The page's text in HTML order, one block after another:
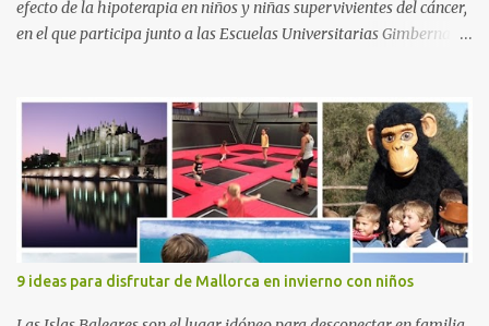
efecto de la hipoterapia en niños y niñas supervivientes del cáncer,
en el que participa junto a las Escuelas Universitarias Gimbernat,
presencia de Emilio Zegrí, presidente de la Fundación RCPB; la Dra.
Anna Llort, adjunta del Servicio de Oncología Pediátrica del
Hospital Vall d’Hebron e investigadora del grupo de Investigación
Traslacional en Cáncer en la Infancia y la Adolescencia del Vall
d’Hebron Instituto de Investigación (VHIR); Anna Saló, psicóloga
del Servicio de Oncología Pediátrica del Vall d’Hebron y del grupo
de Investigación Traslacional en Cáncer en la Infancia y la
Adolescencia del VHIR y Teresa Xipell, fisioterapeuta y directora de
hipoterapia en la Fundación Federica Cerdá. Imágenes cortesía de
9 ideas para disfrutar de Mallorca en invierno con niños